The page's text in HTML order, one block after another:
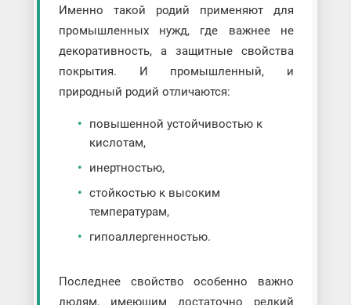
Именно такой родий применяют для
промышленных нужд, где важнее не
декоративность, а защитные свойства
покрытия. И промышленный, и
природный родий отличаются:
повышенной устойчивостью к
кислотам,
инертностью,
стойкостью к высоким
температурам,
гипоаллергенностью.
Последнее свойство особенно важно
людям, имеющим достаточно редкий